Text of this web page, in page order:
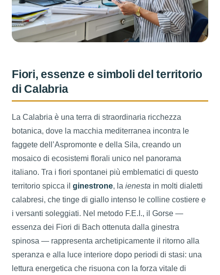
Fiori, essenze e simboli del territorio
di Calabria
La Calabria è una terra di straordinaria ricchezza
botanica, dove la macchia mediterranea incontra le
faggete dell’Aspromonte e della Sila, creando un
mosaico di ecosistemi florali unico nel panorama
italiano. Tra i fiori spontanei più emblematici di questo
territorio spicca il ginestrone, la ienesta in molti dialetti
calabresi, che tinge di giallo intenso le colline costiere e
i versanti soleggiati. Nel metodo F.E.I., il Gorse —
essenza dei Fiori di Bach ottenuta dalla ginestra
spinosa — rappresenta archetipicamente il ritorno alla
speranza e alla luce interiore dopo periodi di stasi: una
lettura energetica che risuona con la forza vitale di